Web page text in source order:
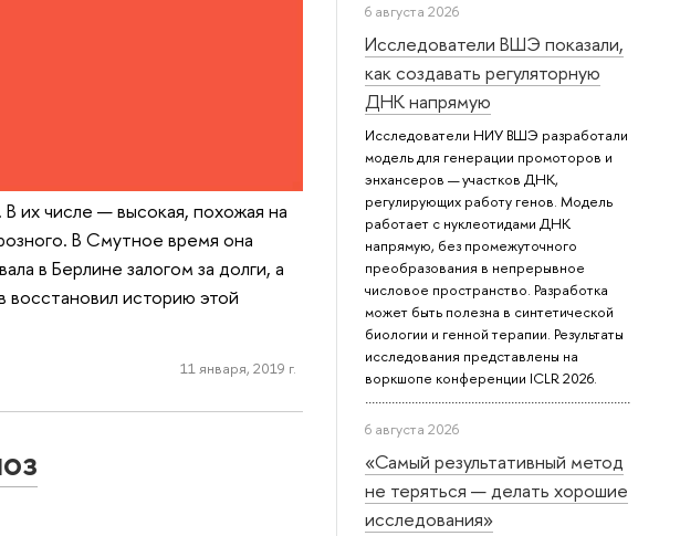
6 августа 2026
Исследователи ВШЭ показали,
как создавать регуляторную
ДНК напрямую
Исследователи НИУ ВШЭ разработали
модель для генерации промоторов и
энхансеров — участков ДНК,
регулирующих работу генов. Модель
работает с нуклеотидами ДНК
напрямую, без промежуточного
преобразования в непрерывное
числовое пространство. Разработка
может быть полезна в синтетической
биологии и генной терапии. Результаты
исследования представлены на
воркшопе конференции ICLR 2026.
6 августа 2026
«Самый результативный метод
не теряться — делать хорошие
исследования»
их числе — высокая, похожая на
В Смутное время она
в Берлине залогом за долги, а
историю этой
11 января, 2019 г.